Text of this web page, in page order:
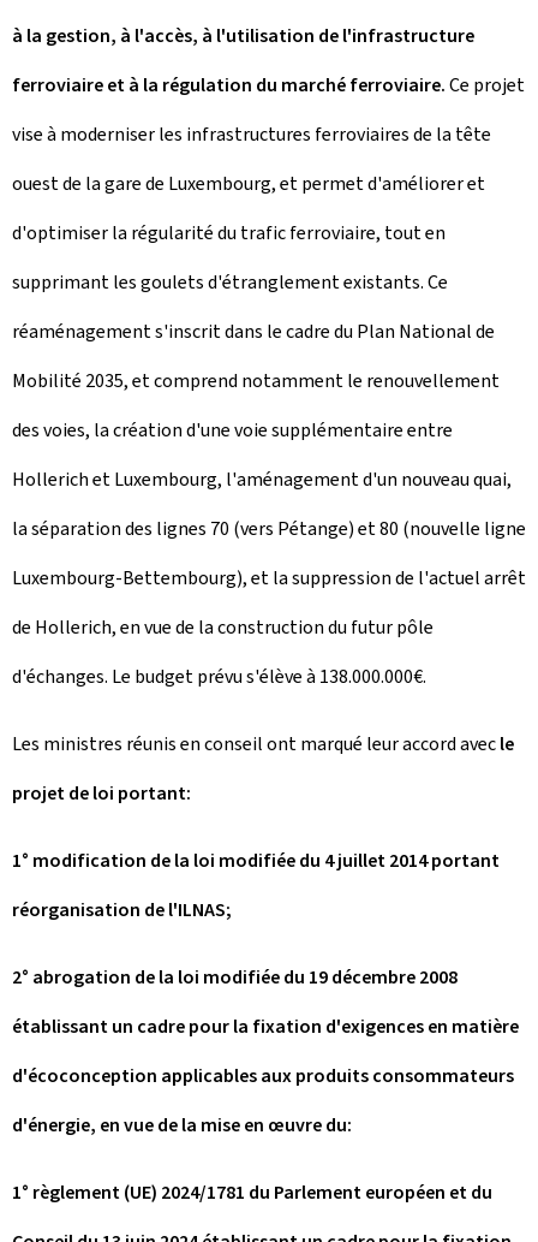
à la gestion, à l'accès, à l'utilisation de l'infrastructure
ferroviaire et à la régulation du marché ferroviaire.Ce projet
vise à moderniser les infrastructures ferroviaires de la tête
ouest de la gare de Luxembourg, et permet d'améliorer et
d'optimiser la régularité du trafic ferroviaire, tout en
supprimant les goulets d'étranglement existants. Ce
réaménagement s'inscrit dans le cadre du Plan National de
Mobilité 2035, et comprend notamment le renouvellement
des voies, la création d'une voie supplémentaire entre
Hollerich et Luxembourg, l'aménagement d'un nouveau quai,
la séparation des lignes 70 (vers Pétange) et 80 (nouvelle ligne
Luxembourg-Bettembourg), et la suppression de l'actuel arrêt
de Hollerich, en vue de la construction du futur pôle
d'échanges. Le budget prévu s'élève à 138.000.000€.
Les ministres réunis en conseil ont marqué leur accord avecle
projet de loi portant:
1° modification de la loi modifiée du 4 juillet 2014 portant
réorganisation de l'ILNAS;
2° abrogation de la loi modifiée du 19 décembre 2008
établissant un cadre pour la fixation d'exigences en matière
d'écoconception applicables aux produits consommateurs
d'énergie, en vue de la mise en œuvre du:
1° règlement (UE) 2024/1781 du Parlement européen et du